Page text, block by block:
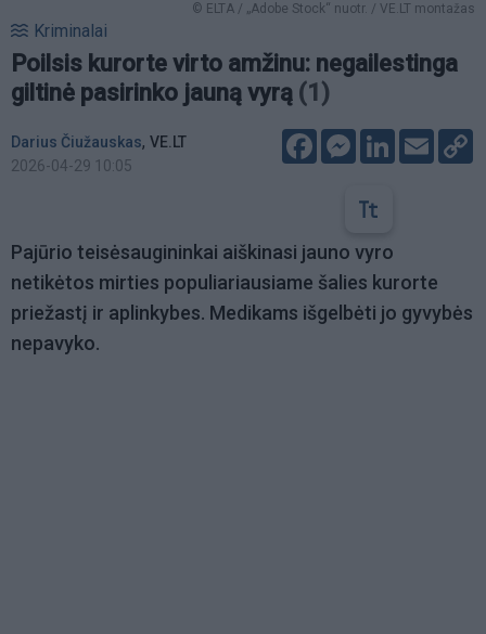
© ELTA / „Adobe Stock“ nuotr. / VE.LT montažas
Kriminalai
Poilsis kurorte virto amžinu: negailestinga
giltinė pasirinko jauną vyrą (1)
Darius Čiužauskas, VE.LT
2026-04-29 10:05
FacebookMessenger
LinkedIn
Email
Pajūrio teisėsaugininkai aiškinasi jauno vyro
netikėtos mirties populiariausiame šalies kurorte
priežastį ir aplinkybes. Medikams išgelbėti jo gyvybės
nepavyko.